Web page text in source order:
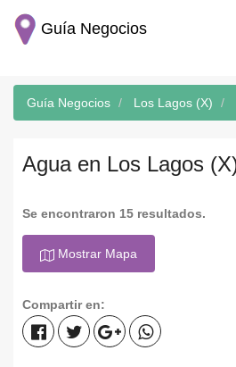
Guía Negocios
Guía Negocios Los Lagos (X)
Agua en Los Lagos
Se encontraron 15 resultados.
Mostrar Mapa
Compartir en: